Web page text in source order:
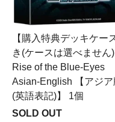
2025/7/19 デジモンカ
CYBER EDEN BT-22
2025/6/28 遊戯王
Ｏ・御巫 販売開始致し
黒魔導・ＨＥＲＯ・
2025/6/26 デジモンカ
パック VERSUS
VERSUS
【購入特典デッキケー
き(ケースは選べません)
Rise of the Blue-Eyes
Asian-English 【アジア
(英語表記)】 1個
SOLD OUT